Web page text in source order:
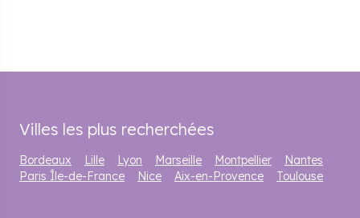
Villes les plus recherchées
Bordeaux Lille Lyon Marseille Montpellier
Nantes
Paris Île-de-France
Nice Aix-en-Provence Toulouse